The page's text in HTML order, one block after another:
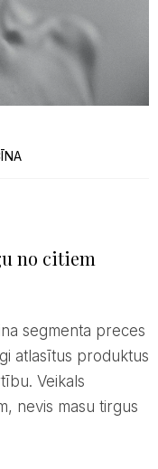
no citiem
segmenta preces
atlasītus produktus
Veikals
nevis masu tirgus